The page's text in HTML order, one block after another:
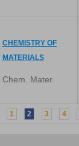
CHEMISTRY OF
MATERIALS
Chem. Mater.
1 2 3 4